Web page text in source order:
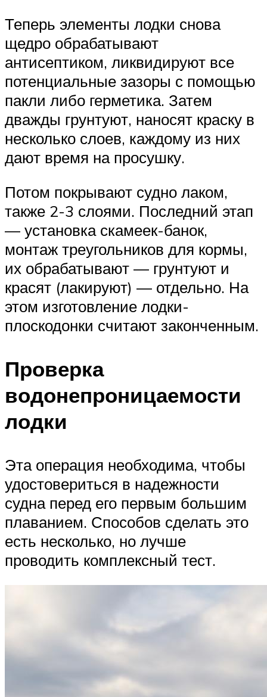
Теперь элементы лодки снова
щедро обрабатывают
антисептиком, ликвидируют все
потенциальные зазоры с помощью
пакли либо герметика. Затем
дважды грунтуют, наносят краску в
несколько слоев, каждому из них
дают время на просушку.
Потом покрывают судно лаком,
также 2-3 слоями. Последний этап
— установка скамеек-банок,
монтаж треугольников для кормы,
их обрабатывают — грунтуют и
красят (лакируют) — отдельно. На
этом изготовление лодки-
плоскодонки считают законченным.
Проверка
водонепроницаемости
лодки
Эта операция необходима, чтобы
удостовериться в надежности
судна перед его первым большим
плаванием. Способов сделать это
есть несколько, но лучше
проводить комплексный тест.